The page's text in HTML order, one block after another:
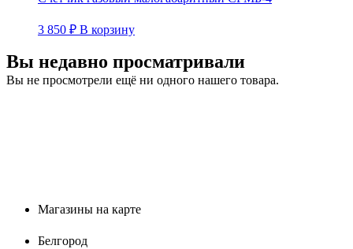
3 850 ₽ В корзину
Вы недавно просматривали
Вы не просмотрели ещё ни одного нашего товара.
Магазины на карте
Белгород